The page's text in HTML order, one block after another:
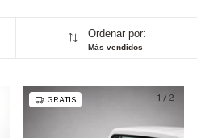
Ordenar por:
Más vendidos
1 / 2
GRATIS